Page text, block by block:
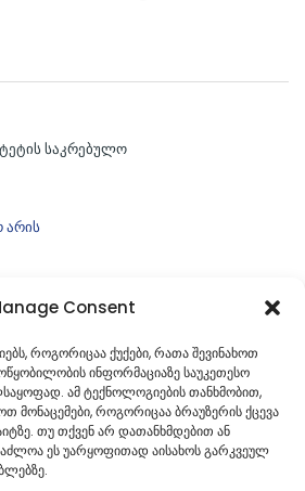
Consent
როგორიცაა ქუქები, რათა შევინახოთ
ინფორმაციაზე საუკეთესო
ამ ტექნოლოგიების თანხმობით,
მონაცემები, როგორიცაა ბრაუზერის ქცევა
თუ თქვენ არ დათანხმდებით ან
ეს უარყოფითად აისახოს გარკვეულ
საკრებულო
არის
პროექტები